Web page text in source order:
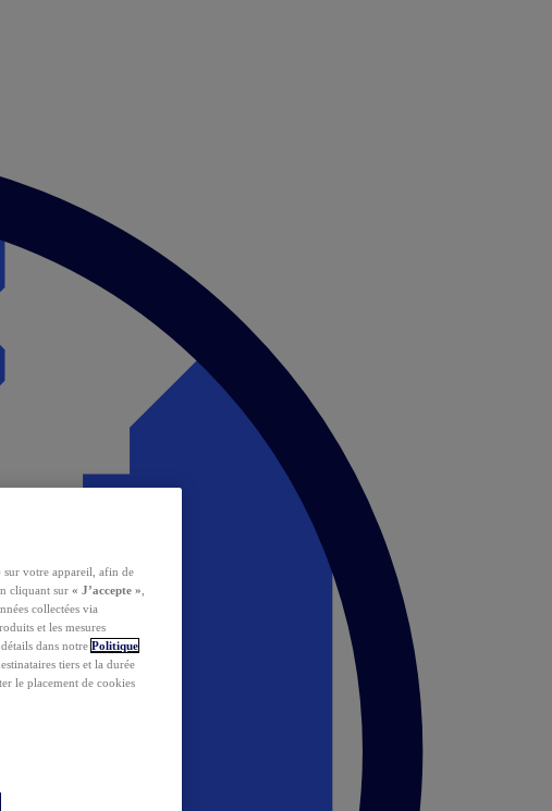
sur votre appareil, afin de
cliquant sur « J’accepte »
collectées via
et les mesures
dans notre Politique
tiers et la durée
le placement de cookies